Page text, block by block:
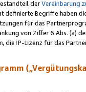
derVereinbarung
Begriffe haben
für das
von Ziffer 6 Abs. (a)
die IP-Lizenz für das